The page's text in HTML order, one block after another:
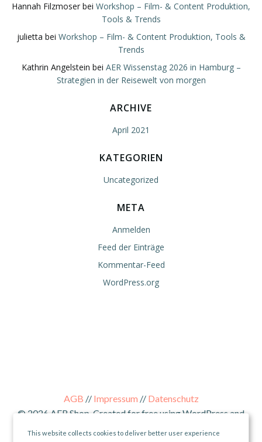
Hannah Filzmoser bei Workshop – Film- & Content Produktion,
Tools & Trends
julietta bei Workshop – Film- & Content Produktion, Tools &
Trends
Kathrin Angelstein bei AER Wissenstag 2026 in Hamburg –
Strategien in der Reisewelt von morgen
ARCHIVE
April 2021
KATEGORIEN
Uncategorized
META
Anmelden
Feed der Einträge
Kommentar-Feed
WordPress.org
AGB // Impressum // Datenschutz
© 2026 AER Shop. Created for free using WordPress and
Colibri
This website collects cookies to deliver better user experience